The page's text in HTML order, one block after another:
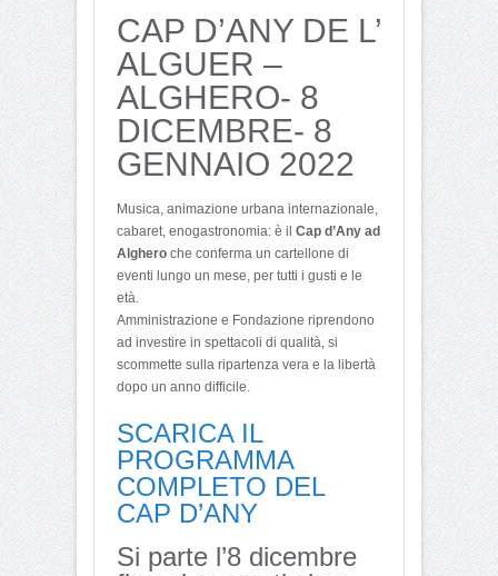
CAP D’ANY DE L’
ALGUER –
ALGHERO- 8
DICEMBRE- 8
GENNAIO 2022
Musica, animazione urbana internazionale,
cabaret, enogastronomia: è il Cap d’Any ad
Alghero che conferma un cartellone di
eventi lungo un mese, per tutti i gusti e le
età.
Amministrazione e Fondazione riprendono
ad investire in spettacoli di qualità, si
scommette sulla ripartenza vera e la libertà
dopo un anno difficile.
SCARICA IL
PROGRAMMA
COMPLETO DEL
CAP D’ANY
Si parte l’8 dicembre